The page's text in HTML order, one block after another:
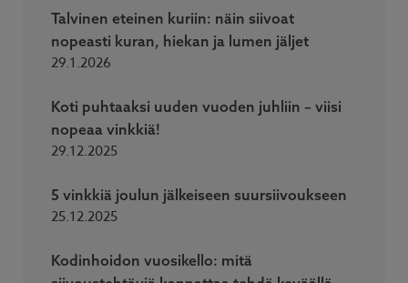
Talvinen eteinen kuriin: näin siivoat
nopeasti kuran, hiekan ja lumen jäljet
29.1.2026
Koti puhtaaksi uuden vuoden juhliin – viisi
nopeaa vinkkiä!
29.12.2025
5 vinkkiä joulun jälkeiseen suursiivoukseen
25.12.2025
Kodinhoidon vuosikello: mitä